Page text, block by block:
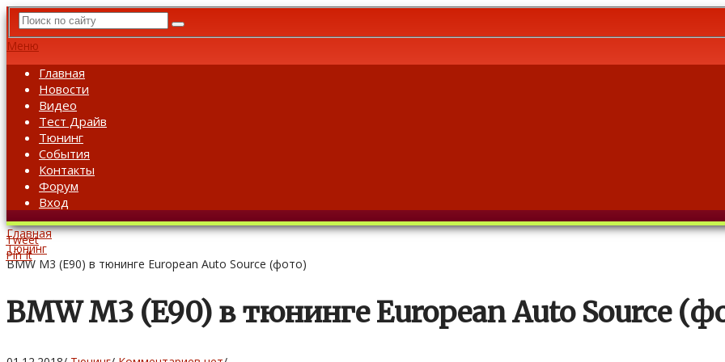
Меню
Главная
Новости
Видео
Тест Драйв
Тюнинг
События
Контакты
Форум
Вход
Главная
Тюнинг
BMW M3 (E90) в тюнинге European Auto Source (фото)
BMW M3 (E90) в тюнинге European Auto Source
Tweet
Pin It